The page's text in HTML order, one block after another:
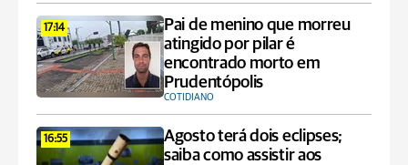
17:14
Pai de menino que morreu
atingido por pilar é
encontrado morto em
Prudentópolis
COTIDIANO
16:55
Agosto terá dois eclipses;
saiba como assistir aos